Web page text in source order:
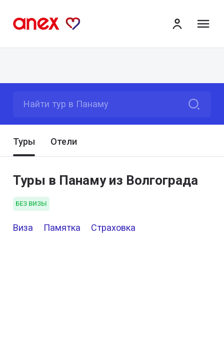
Найти тур в Панаму
Туры Отели
Туры в Панаму из Волгограда
БЕЗ ВИЗЫ
Виза Памятка Страховка